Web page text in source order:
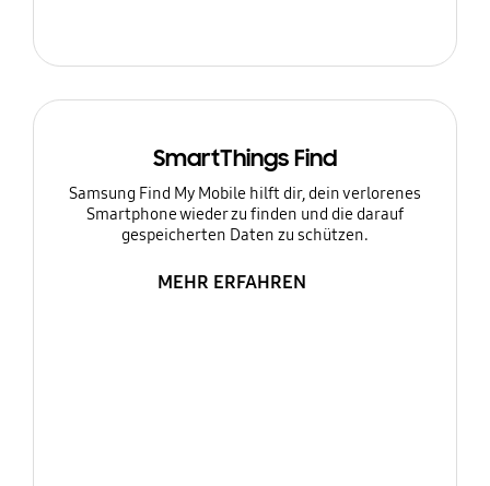
SmartThings Find
Samsung Find My Mobile hilft dir, dein verlorenes
Smartphone wieder zu finden und die darauf
gespeicherten Daten zu schützen.
MEHR ERFAHREN